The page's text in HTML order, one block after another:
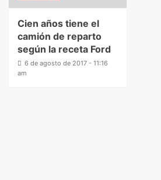
Cien años tiene el
camión de reparto
según la receta Ford
6 de agosto de 2017 - 11:16
am